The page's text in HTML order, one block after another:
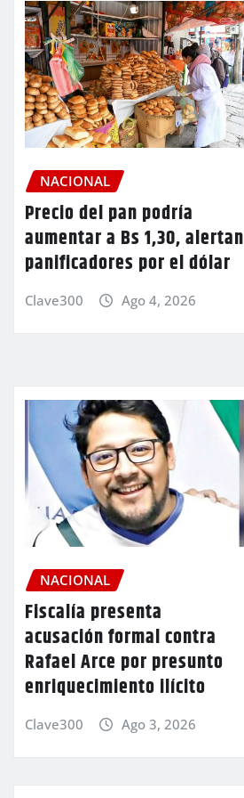
NACIONAL
Precio del pan podría
aumentar a Bs 1,30, alertan
panificadores por el dólar
Clave300 Ago 4, 2026
NACIONAL
Fiscalía presenta
acusación formal contra
Rafael Arce por presunto
enriquecimiento ilícito
Clave300 Ago 3, 2026